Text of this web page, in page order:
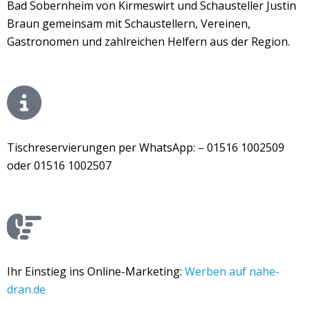
Bad Sobernheim von Kirmeswirt und Schausteller Justin
Braun gemeinsam mit Schaustellern, Vereinen,
Gastronomen und zahlreichen Helfern aus der Region.
Tischreservierungen per WhatsApp: – 01516 1002509
oder 01516 1002507
Ihr Einstieg ins Online-Marketing: Werben auf nahe-
dran.de